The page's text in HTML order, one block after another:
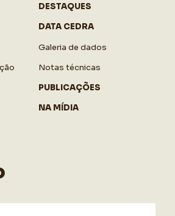
DESTAQUES
DATA CEDRA
Galeria de dados
Notas técnicas
PUBLICAÇÕES
NA MÍDIA